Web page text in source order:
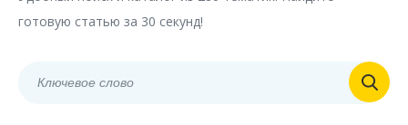
готовую статью за 30 секунд!